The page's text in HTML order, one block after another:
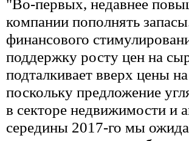
"Во-первых, недавнее
компании пополнять
финансового
поддержку росту цен на
подталкивает вверх цены
поскольку предложение
в секторе недвижимости и
середины 2017-го мы